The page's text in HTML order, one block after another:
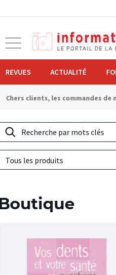
navigation
REVUES ACTUALITÉ
Chers clients, les commandes
Recherche
mots
Tous
Boutique